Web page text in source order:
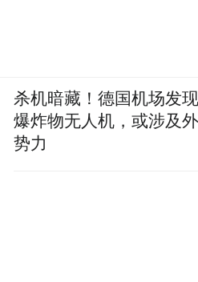
杀机暗藏！德国机场发
爆炸物无人机，或涉及
势力